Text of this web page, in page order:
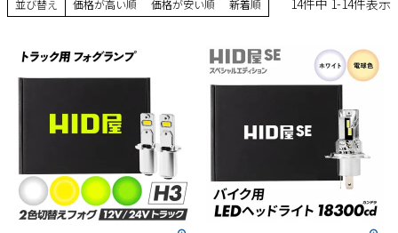
並び替え 価格が高い順 価格が安い順 新着順 14件中 1-14件表示